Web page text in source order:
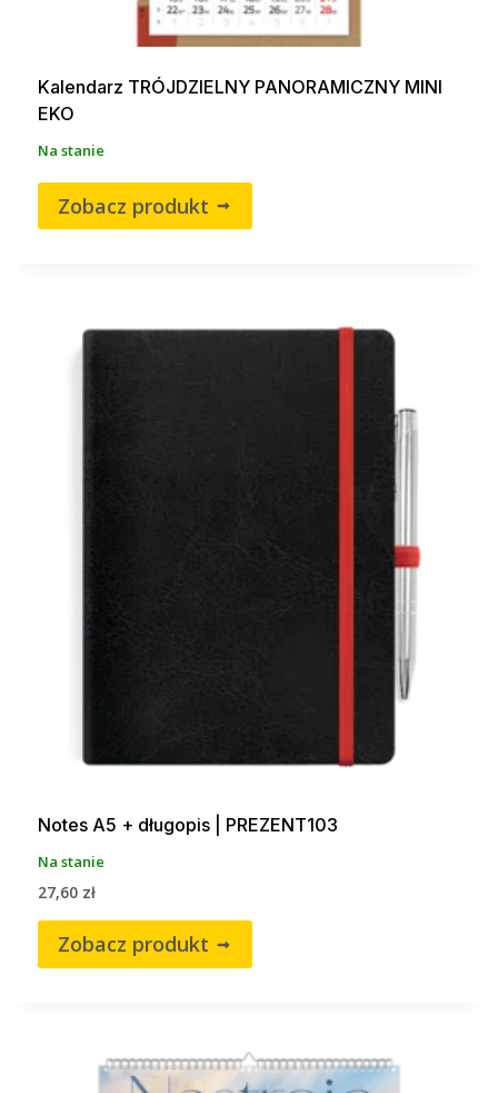
Kalendarz TRÓJDZIELNY PANORAMICZNY MINI
EKO
Na stanie
Zobacz produkt
Notes A5 + długopis | PREZENT103
Na stanie
27,60 zł
Zobacz produkt